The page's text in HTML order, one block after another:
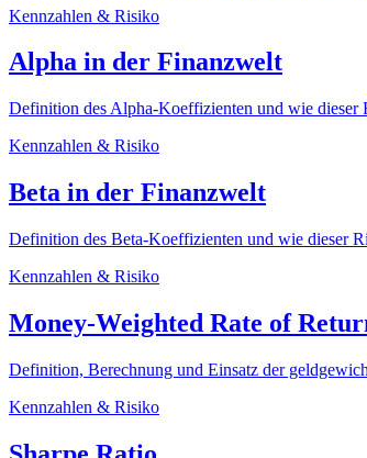
Kennzahlen & Risiko
Alpha in der Finanzwelt
Definition des Alpha-Koeffizienten und wie
Kennzahlen & Risiko
Beta in der Finanzwelt
Definition des Beta-Koeffizienten und wie dieser
Kennzahlen & Risiko
Money-Weighted Rate of
Definition, Berechnung und Einsatz der
Kennzahlen & Risiko